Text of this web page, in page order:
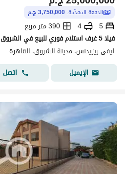
الدفعة المقدّمة: 3,750,000 ج.م
5
4
390 متر مربع
ايفى ريزيدنس، مدينة الشروق، القاهرة
الإيميل
اتصل